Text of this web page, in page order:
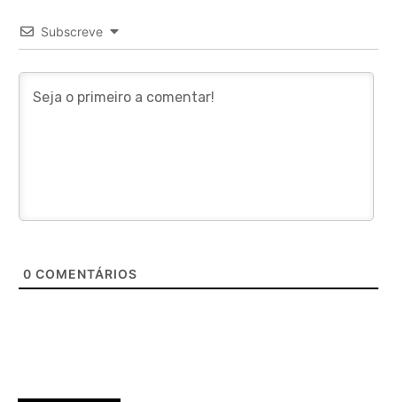
Subscreve
0 COMENTÁRIOS